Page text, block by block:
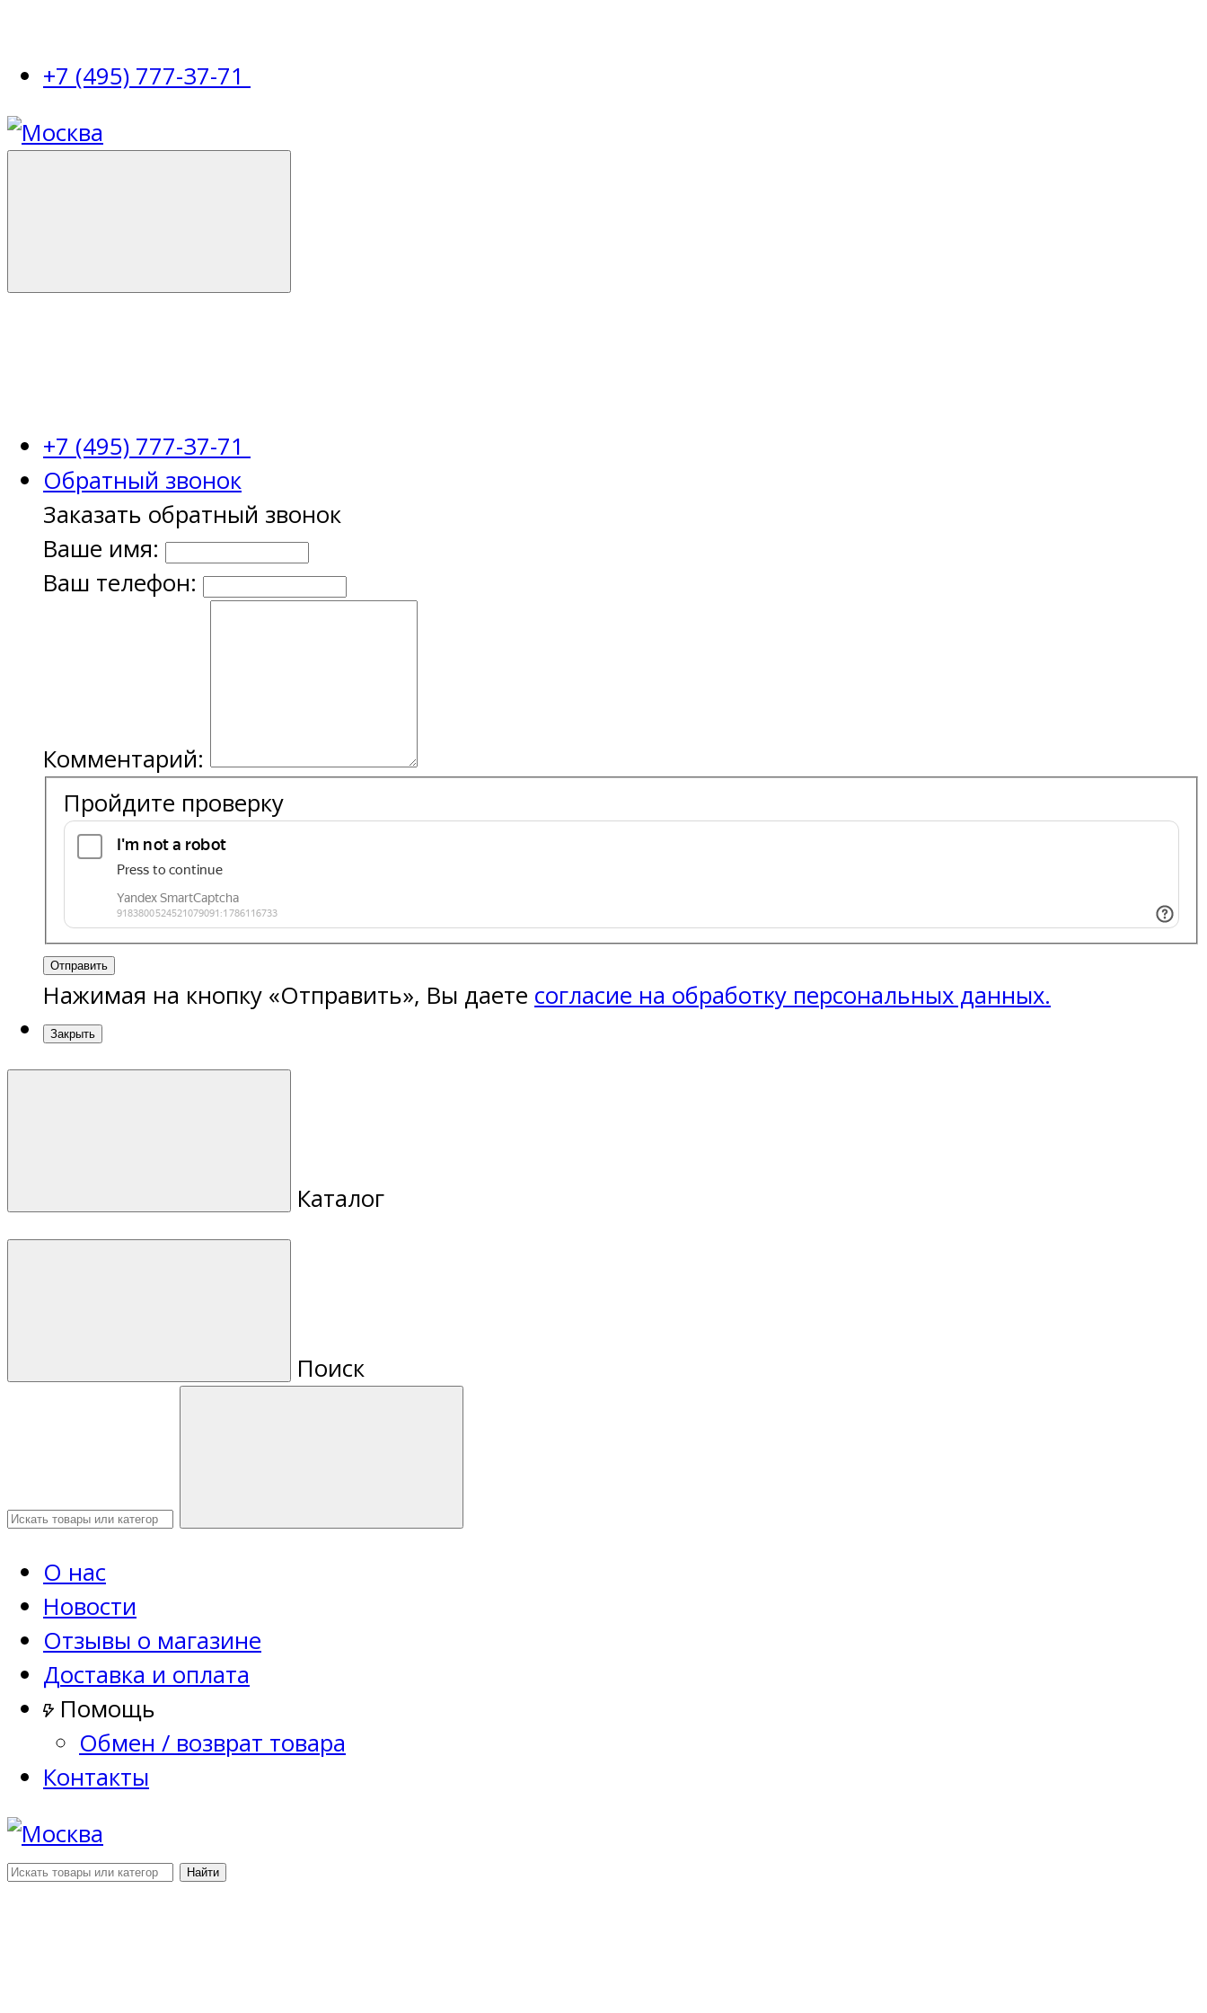
+7 (495) 777-37-71
+7 (495) 777-37-71
Обратный звонок
Заказать обратный звонок
Ваше имя:
Ваш телефон:
Комментарий:
Пройдите проверку
Отправить
Нажимая на кнопку «Отправить», Вы даете согласие на обработку персональных данных.
Закрыть
Каталог
Поиск
О нас
Новости
Отзывы о магазине
Доставка и оплата
Помощь
Обмен / возврат товара
Контакты
Найти